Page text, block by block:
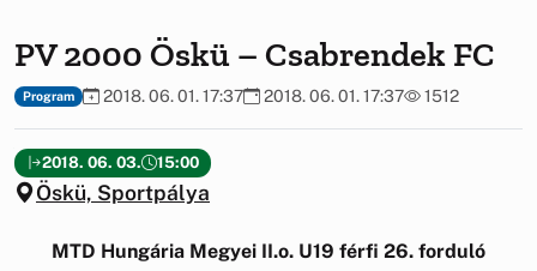
PV 2000 Öskü – Csabrendek FC
Program 2018. 06. 01. 17:37 2018. 06. 01. 17:37 1512
2018. 06. 03. 15:00
Öskü, Sportpálya
MTD Hungária Megyei II.o. U19 férfi 26. forduló